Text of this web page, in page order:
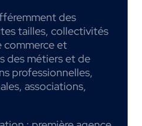
des
tailles, collectivités
commerce et
des métiers et de
professionnelles,
associations,